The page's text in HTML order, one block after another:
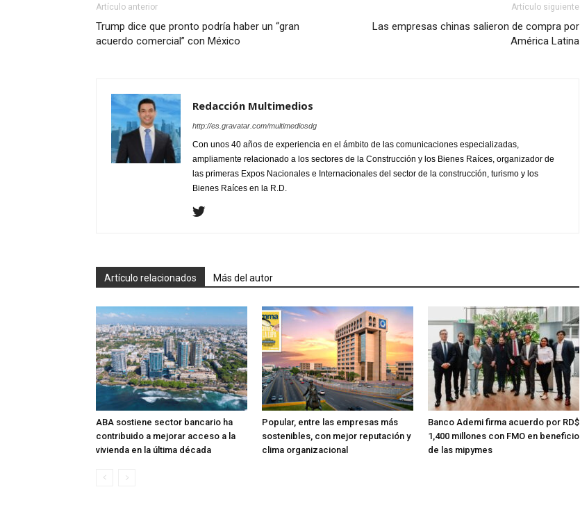
Artículo anterior
Trump dice que pronto podría haber un “gran
acuerdo comercial” con México
Artículo siguiente
Las empresas chinas salieron de compra por
América Latina
Redacción Multimedios
http://es.gravatar.com/multimediosdg
Con unos 40 años de experiencia en el ámbito de las comunicaciones especializadas,
ampliamente relacionado a los sectores de la Construcción y los Bienes Raíces, organizador de
las primeras Expos Nacionales e Internacionales del sector de la construcción, turismo y los
Bienes Raíces en la R.D.
Artículo relacionados Más del autor
ABA sostiene sector bancario ha
contribuido a mejorar acceso a la
vivienda en la última década
Popular, entre las empresas más
sostenibles, con mejor reputación y
clima organizacional
Banco Ademi firma acuerdo por RD$
1,400 millones con FMO en beneficio
de las mipymes